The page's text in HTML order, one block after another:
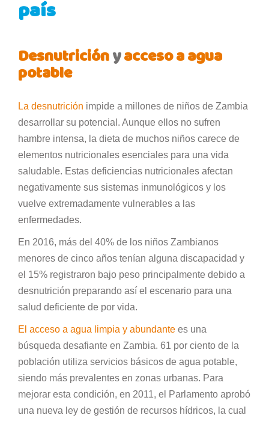
país
Desnutriciónyacceso a agua
potable
La desnutrición impide a millones de niños de Zambia
desarrollar su potencial. Aunque ellos no sufren
hambre intensa, la dieta de muchos niños carece de
elementos nutricionales esenciales para una vida
saludable. Estas deficiencias nutricionales afectan
negativamente sus sistemas inmunológicos y los
vuelve extremadamente vulnerables a las
enfermedades.
En 2016, más del 40% de los niños Zambianos
menores de cinco años tenían alguna discapacidad y
el 15% registraron bajo peso principalmente debido a
desnutrición preparando así el escenario para una
salud deficiente de por vida.
El acceso a agua limpia y abundante es una
búsqueda desafiante en Zambia. 61 por ciento de la
población utiliza servicios básicos de agua potable,
siendo más prevalentes en zonas urbanas. Para
mejorar esta condición, en 2011, el Parlamento aprobó
una nueva ley de gestión de recursos hídricos, la cual